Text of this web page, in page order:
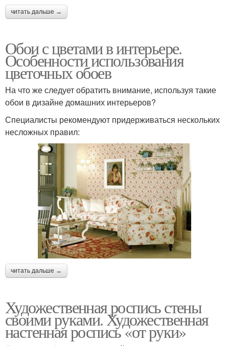
читать дальше →
Обои с цветами в интерьере.
Особенности использования
цветочных обоев
На что же следует обратить внимание, используя такие
обои в дизайне домашних интерьеров?
Специалисты рекомендуют придерживаться нескольких
несложных правил:
читать дальше →
Художественная роспись стены
своими руками. Художественная
настенная роспись «от руки»